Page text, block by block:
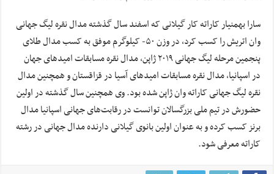
سارا بهمنیار کاراته کار گیلانی که اسفند سال گذشته مدال نقره لیگ جهانی
وان اتریش را کسب کرد، در وزن ۵۰- کیلوگرم موفق به کسب مدال طلای
پنجمین مرحله لیگ جهانی ۲۰۱۹ ژاپن، مدال نقره مسابقات امیدهای جهان
در اسپانیا، مدال نقره مسابقات امیدهای آسیا در قزاقستان و همچنین مدال
نقره لیگ جهانی کاراته وان ژاپن شده بود. وی همچنین سال گذشته در اولین
حضورش در تیم ملی بزرگسالان توانست در رقابت‌های جهانی اسپانیا مدال
برنز کسب کرده و به عنوان اولین بانوی گیلانی دارنده مدال جهانی در رشته
کاراته معرفی شود.